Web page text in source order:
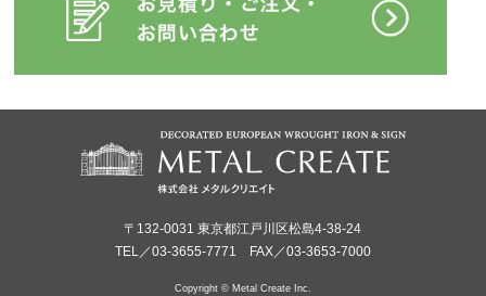
〒132-0031 東京都江戸川区松島4-38-24
TEL／03-3655-7771 FAX／03-3653-7000
Copyright © Metal Create Inc.